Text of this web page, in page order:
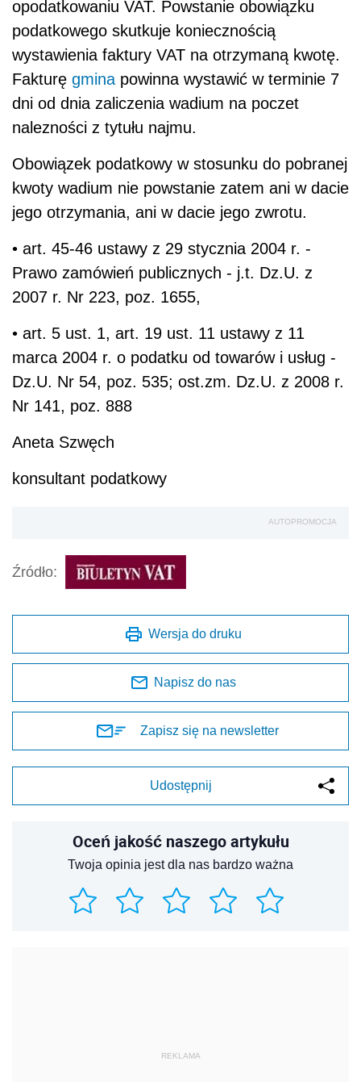
opodatkowaniu VAT. Powstanie obowiązku
podatkowego skutkuje koniecznością
wystawienia faktury VAT na otrzymaną kwotę.
Fakturę gmina powinna wystawić w terminie 7
dni od dnia zaliczenia wadium na poczet
nalezności z tytułu najmu.
Obowiązek podatkowy w stosunku do pobranej
kwoty wadium nie powstanie zatem ani w dacie
jego otrzymania, ani w dacie jego zwrotu.
• art. 45-46 ustawy z 29 stycznia 2004 r. -
Prawo zamówień publicznych - j.t. Dz.U. z
2007 r. Nr 223, poz. 1655,
• art. 5 ust. 1, art. 19 ust. 11 ustawy z 11
marca 2004 r. o podatku od towarów i usług -
Dz.U. Nr 54, poz. 535; ost.zm. Dz.U. z 2008 r.
Nr 141, poz. 888
Aneta Szwęch
konsultant podatkowy
AUTOPROMOCJA
Źródło:
Wersja do druku
Napisz do nas
Zapisz się na newsletter
Udostępnij
Oceń jakość naszego artykułu
Twoja opinia jest dla nas bardzo ważna
REKLAMA